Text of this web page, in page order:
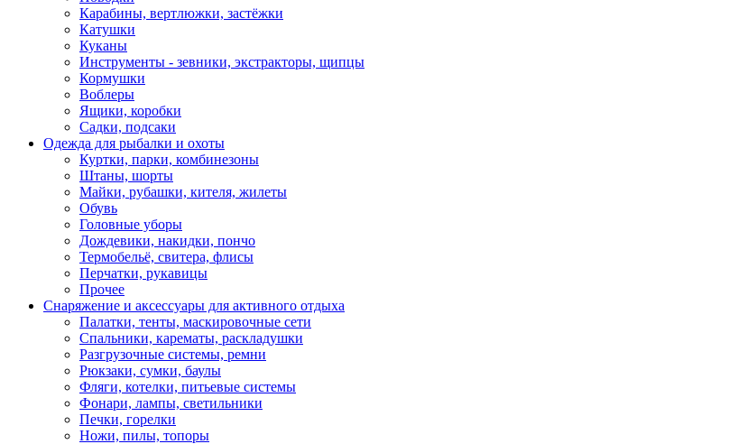
Карабины, вертлюжки, застёжки
Катушки
Куканы
Инструменты - зевники, экстракторы, щипцы
Кормушки
Воблеры
Ящики, коробки
Садки, подсаки
Одежда для рыбалки и охоты
Куртки, парки, комбинезоны
Штаны, шорты
Майки, рубашки, кителя, жилеты
Обувь
Головные уборы
Дождевики, накидки, пончо
Термобельё, свитера, флисы
Перчатки, рукавицы
Прочее
Снаряжение и аксессуары для активного отдыха
Палатки, тенты, маскировочные сети
Спальники, карематы, раскладушки
Разгрузочные системы, ремни
Рюкзаки, сумки, баулы
Фляги, котелки, питьевые системы
Фонари, лампы, светильники
Печки, горелки
Ножи, пилы, топоры